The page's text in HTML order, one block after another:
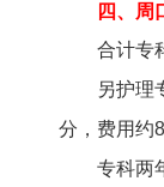
四、周
合计专科
另护理专
分，费用约
专科两年